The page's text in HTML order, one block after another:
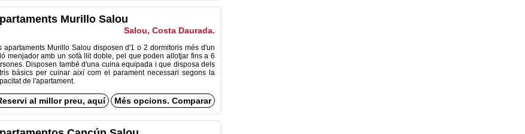
Murillo Salou
Salou, Costa Daurada.
apartaments Murillo Salou disposen d'1 o 2 dormitoris més d'un
menjador amb un sofà llit doble, pel que poden allotjar fins a 6
Disposen també d'una cuina equipada i que disposa dels
bàsics per cuinar així com el parament necessari segons la
de l'apartament.
al millor preu, aquí Més opcions. Comparar